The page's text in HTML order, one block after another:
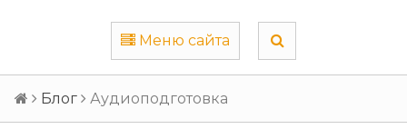
Меню сайта
Блог Аудиоподготовка